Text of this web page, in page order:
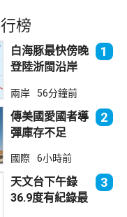
榜
白海豚最快傍晚
登陸浙閩沿岸
1
兩岸 56分鐘前
傳美國愛國者導
彈庫存不足
長促加快生產武
器
2
國際 6小時前
天文台下午錄
36.9度有紀錄最
3